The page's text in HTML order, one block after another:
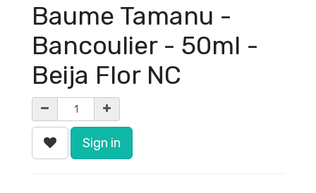
Baume Tamanu -
Bancoulier - 50ml -
Beija Flor NC
Sign in